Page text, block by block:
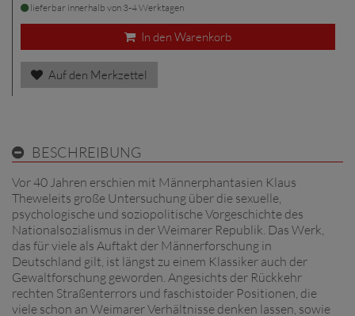
lieferbar innerhalb von 3-4 Werktagen
In den Warenkorb
Auf den Merkzettel
BESCHREIBUNG
Vor 40 Jahren erschien mit Männerphantasien Klaus
Theweleits große Untersuchung über die sexuelle,
psychologische und soziopolitische Vorgeschichte des
Nationalsozialismus in der Weimarer Republik. Das Werk,
das für viele als Auftakt der Männerforschung in
Deutschland gilt, ist längst zu einem Klassiker auch der
Gewaltforschung geworden. Angesichts der Rückkehr
rechten Straßenterrors und faschistoider Positionen, die
viele schon an Weimarer Verhältnisse denken lassen, sowie